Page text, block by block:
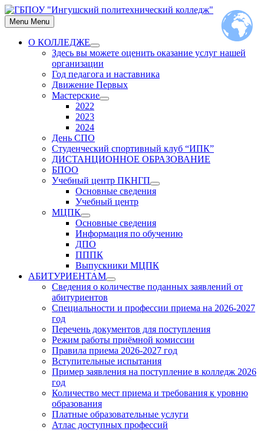
Skip
to
content
Menu Menu
О КОЛЛЕДЖЕ
Show
sub
menu
Здесь вы можете оценить оказание услуг нашей
организации
Год педагога и наставника
Движение Первых
Мастерские
Show
2022
2023
2024
День СПО
Студенческий спортивный клуб “ИПК”
ДИСТАНЦИОННОЕ ОБРАЗОВАНИЕ
БПОО
Учебный центр ПКНГП
Show
sub
Основные сведения
Учебный центр
МЦПК
Show
sub
menu
Основные сведения
Информация по обучению
ДПО
ПППК
Выпускники МЦПК
АБИТУРИЕНТАМ
Show
sub
Сведения о количестве поданных заявлений от
абитуриентов
Специальности и профессии приема на 2026-2027
год
Перечень документов для поступления
Режим работы приёмной комиссии
Правила приема 2026-2027 год
Вступительные испытания
Пример заявления на поступление в колледж 2026
год
Количество мест приема и требования к уровню
образования
Платные образовательные услуги
Атлас доступных профессий